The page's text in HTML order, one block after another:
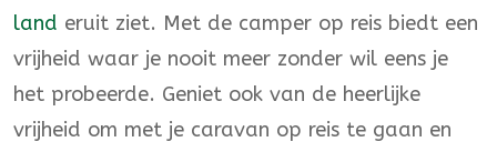
land eruit ziet. Met de camper op reis biedt een
vrijheid waar je nooit meer zonder wil eens je
het probeerde. Geniet ook van de heerlijke
vrijheid om met je caravan op reis te gaan en